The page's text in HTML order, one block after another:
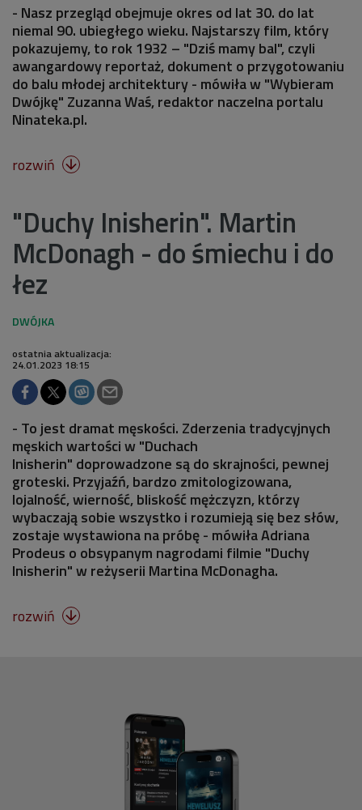
- Nasz przegląd obejmuje okres od lat 30. do lat
niemal 90. ubiegłego wieku. Najstarszy film, który
pokazujemy, to rok 1932 – "Dziś mamy bal", czyli
awangardowy reportaż, dokument o przygotowaniu
do balu młodej architektury - mówiła w "Wybieram
Dwójkę" Zuzanna Waś, redaktor naczelna portalu
Ninateka.pl.
rozwiń 
"Duchy Inisherin". Martin
McDonagh - do śmiechu i do
łez
ostatnia aktualizacja:
24.01.2023 18:15
- To jest dramat męskości. Zderzenia tradycyjnych
męskich wartości w "Duchach
Inisherin" doprowadzone są do skrajności, pewnej
groteski. Przyjaźń, bardzo zmitologizowana,
lojalność, wierność, bliskość mężczyzn, którzy
wybaczają sobie wszystko i rozumieją się bez słów,
zostaje wystawiona na próbę - mówiła Adriana
Prodeus o obsypanym nagrodami filmie "Duchy
Inisherin" w reżyserii Martina McDonagha.
rozwiń 